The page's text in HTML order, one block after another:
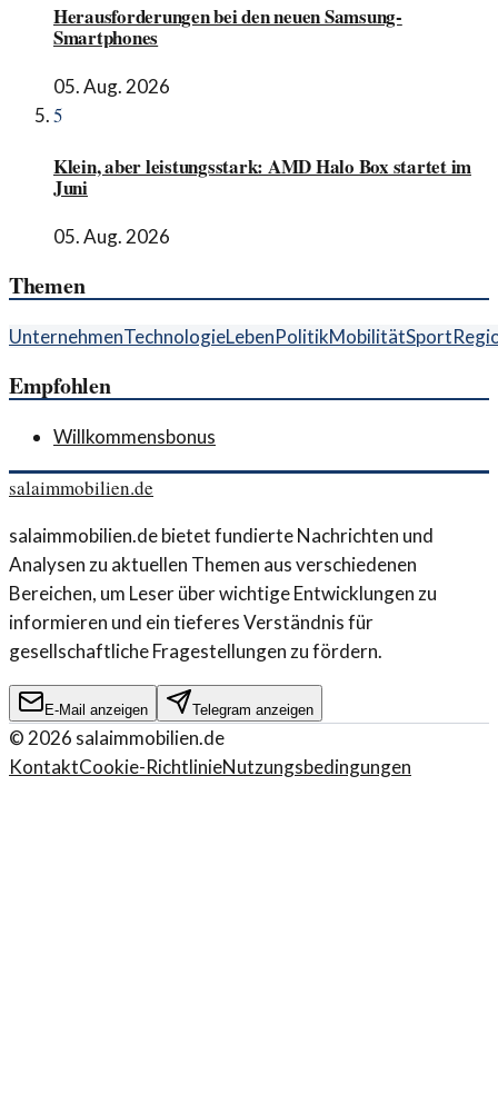
Herausforderungen bei den neuen Samsung-
Smartphones
05. Aug. 2026
5
Klein, aber leistungsstark: AMD Halo Box startet im
Juni
05. Aug. 2026
Themen
UnternehmenTechnologieLebenPolitikMobilitätSport
Empfohlen
Willkommensbonus
salaimmobilien.de
salaimmobilien.de bietet fundierte Nachrichten und
Analysen zu aktuellen Themen aus verschiedenen
Bereichen, um Leser über wichtige Entwicklungen zu
informieren und ein tieferes Verständnis für
gesellschaftliche Fragestellungen zu fördern.
E-Mail anzeigen Telegram anzeigen
© 2026 salaimmobilien.de
KontaktCookie-RichtlinieNutzungsbedingungen